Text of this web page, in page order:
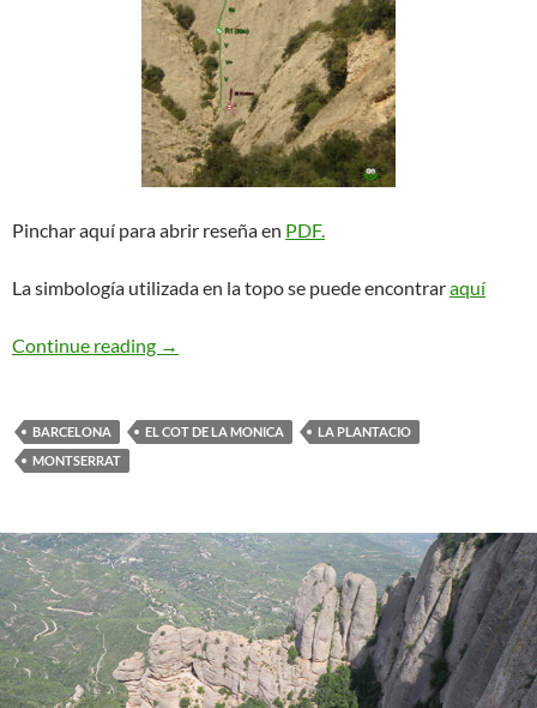
Pinchar aquí para abrir reseña en PDF.
La simbología utilizada en la topo se puede encontraraquí
Continue reading Viatge Apatxe. La Pastereta
→
BARCELONA EL COT DE LA MONICA
LA PLANTACIO
MONTSERRAT